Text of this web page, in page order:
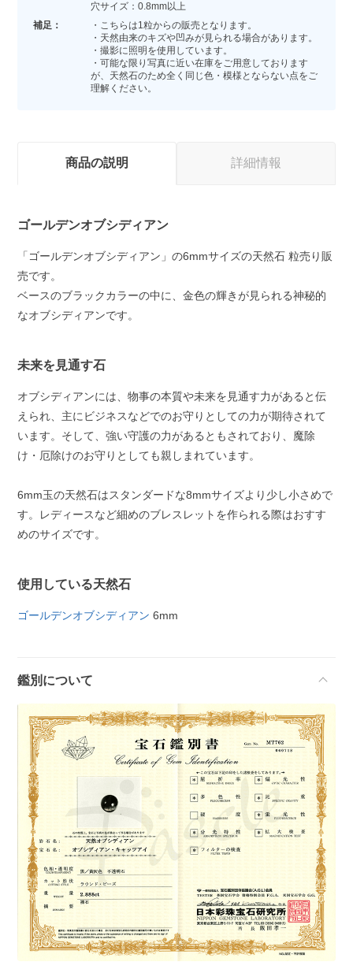
穴サイズ：0.8mm以上
補足：
・こちらは1粒からの販売となります。
・天然由来のキズや凹みが見られる場合があります。
・撮影に照明を使用しています。
・可能な限り写真に近い在庫をご用意しております
が、天然石のため全く同じ色・模様とならない点をご
理解ください。
商品の説明 詳細情報
ゴールデンオブシディアン
「ゴールデンオブシディアン」の6mmサイズの天然石 粒売り販
売です。
ベースのブラックカラーの中に、金色の輝きが見られる神秘的
なオブシディアンです。
未来を見通す石
オブシディアンには、物事の本質や未来を見通す力があると伝
えられ、主にビジネスなどでのお守りとしての力が期待されて
います。そして、強い守護の力があるともされており、魔除
け・厄除けのお守りとしても親しまれています。
6mm玉の天然石はスタンダードな8mmサイズより少し小さめで
す。レディースなど細めのブレスレットを作られる際はおすす
めのサイズです。
使用している天然石
ゴールデンオブシディアン 6mm
鑑別について